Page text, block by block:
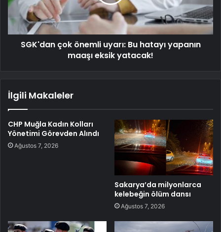
SGK'dan çok önemli uyarı: Bu hatayı yapanın
maaşı eksik yatacak!
İlgili Makaleler
CHP Muğla Kadın Kolları
Yönetimi Görevden Alındı
Ağustos 7, 2026
Sakarya’da milyonlarca
kelebeğin ölüm dansı
Ağustos 7, 2026